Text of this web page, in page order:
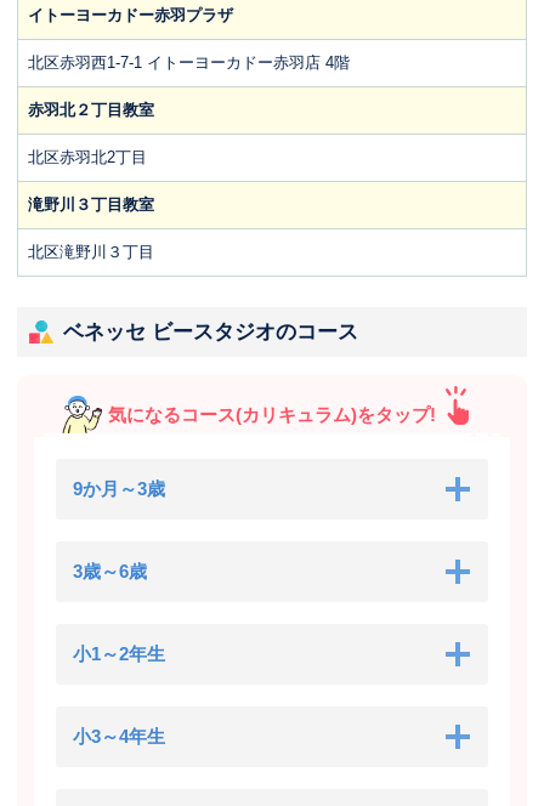
イトーヨーカドー赤羽プラザ
北区赤羽西1-7-1 イトーヨーカドー赤羽店 4階
赤羽北２丁目教室
北区赤羽北2丁目
滝野川３丁目教室
北区滝野川３丁目
ベネッセ ビースタジオのコース
気になるコース(カリキュラム)をタップ!
9か月～3歳
3歳～6歳
小1～2年生
小3～4年生